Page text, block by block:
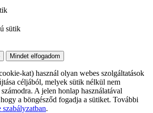
sütik
Mindet elfogadom
kat) használ olyan webes szolgáltatások
céljából, melyek sütik nélkül nem
A jelen honlap használatával
a böngésződ fogadja a sütiket. További
.